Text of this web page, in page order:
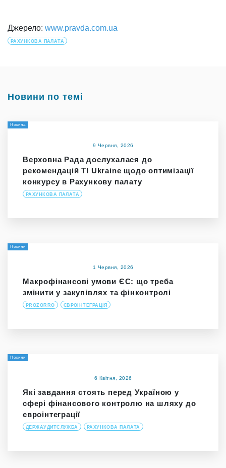
Джерело: www.pravda.com.ua
РАХУНКОВА ПАЛАТА
Новини по темі
Новина
9 Червня, 2026
Верховна Рада дослухалася до
рекомендацій TI Ukraine щодо оптимізації
конкурсу в Рахункову палату
РАХУНКОВА ПАЛАТА
Новини
1 Червня, 2026
Макрофінансові умови ЄС: що треба
змінити у закупівлях та фінконтролі
PROZORRO ЄВРОІНТЕГРАЦІЯ
Новини
6 Квітня, 2026
Які завдання стоять перед Україною у
сфері фінансового контролю на шляху до
євроінтеграції
ДЕРЖАУДИТСЛУЖБА РАХУНКОВА ПАЛАТА